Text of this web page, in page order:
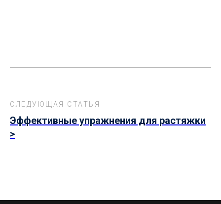
СЛЕДУЮЩАЯ СТАТЬЯ
Эффективные упражнения для растяжки
>